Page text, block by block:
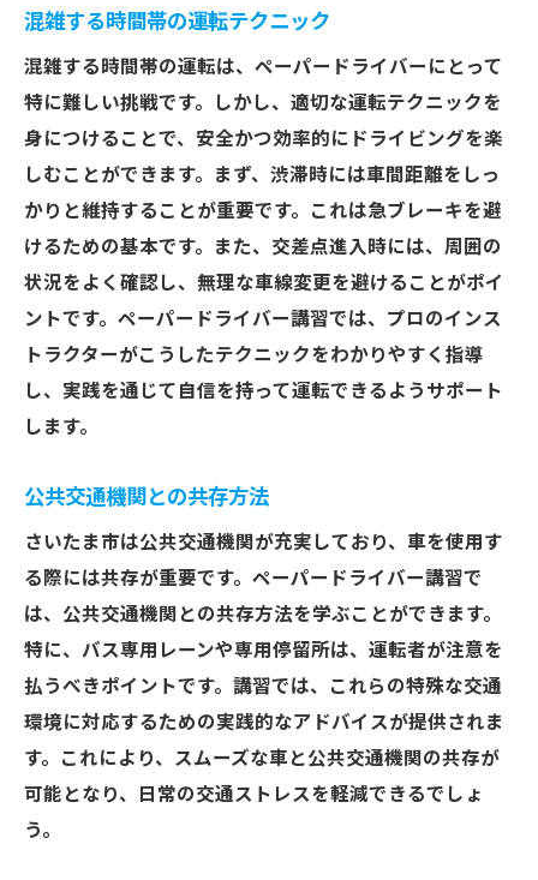
混雑する時間帯の運転テクニック
混雑する時間帯の運転は、ペーパードライバーにとって
特に難しい挑戦です。しかし、適切な運転テクニックを
身につけることで、安全かつ効率的にドライビングを楽
しむことができます。まず、渋滞時には車間距離をしっ
かりと維持することが重要です。これは急ブレーキを避
けるための基本です。また、交差点進入時には、周囲の
状況をよく確認し、無理な車線変更を避けることがポイ
ントです。ペーパードライバー講習では、プロのインス
トラクターがこうしたテクニックをわかりやすく指導
し、実践を通じて自信を持って運転できるようサポート
します。
公共交通機関との共存方法
さいたま市は公共交通機関が充実しており、車を使用す
る際には共存が重要です。ペーパードライバー講習で
は、公共交通機関との共存方法を学ぶことができます。
特に、バス専用レーンや専用停留所は、運転者が注意を
払うべきポイントです。講習では、これらの特殊な交通
環境に対応するための実践的なアドバイスが提供されま
す。これにより、スムーズな車と公共交通機関の共存が
可能となり、日常の交通ストレスを軽減できるでしょ
う。